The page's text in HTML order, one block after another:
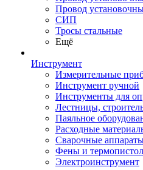
Провод
СИП
Тросы стальные
Ещё
Инструмент
Измерительные
Инструмент ручной
Инструменты для
Лестницы,
Паяльное
Расходные
Сварочные
Фены и
Электроинструмент